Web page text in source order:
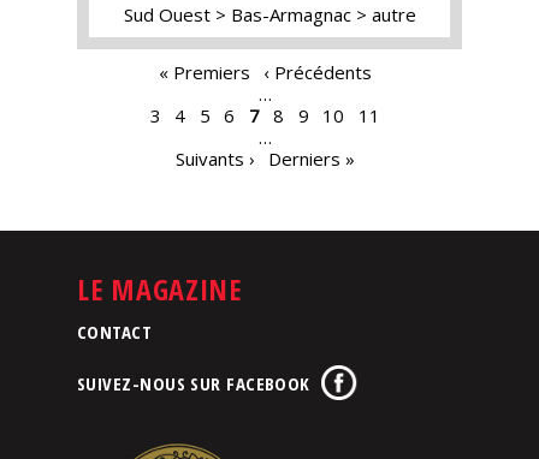
Sud Ouest Bas-Armagnac autre
« Premiers
‹ Précédents
…
3
4 5 6 7 8 9 10
11
…
Suivants ›
Derniers »
LE MAGAZINE
CONTACT
SUIVEZ-NOUS SUR FACEBOOK